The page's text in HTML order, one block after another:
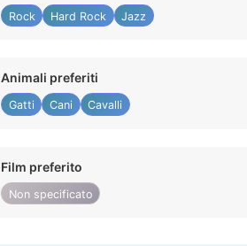
Rock Hard Rock Jazz
Animali preferiti
Gatti Cani Cavalli
Film preferito
Non specificato